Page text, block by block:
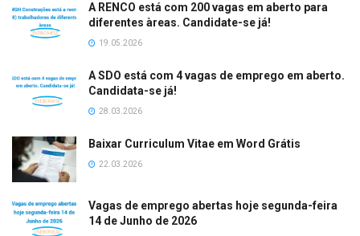
A RENCO está com 200 vagas em aberto para
diferentes àreas. Candidate-se já!
19.05.2026
A SDO está com 4 vagas de emprego em aberto.
Candidata-se já!
28.03.2026
Baixar Curriculum Vitae em Word Grátis
22.03.2026
Vagas de emprego abertas hoje segunda-feira
14 de Junho de 2026